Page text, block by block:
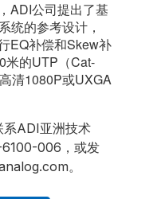
公司提出了基
统的参考设计，
EQ补偿和Skew补
米的UTP（Cat-
清1080P或UXGA
ADI亚洲技术
006，或发
。